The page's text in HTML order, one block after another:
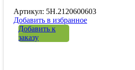
Артикул: 5H.2120600603
Добавить в избранное
Добавить к
заказу